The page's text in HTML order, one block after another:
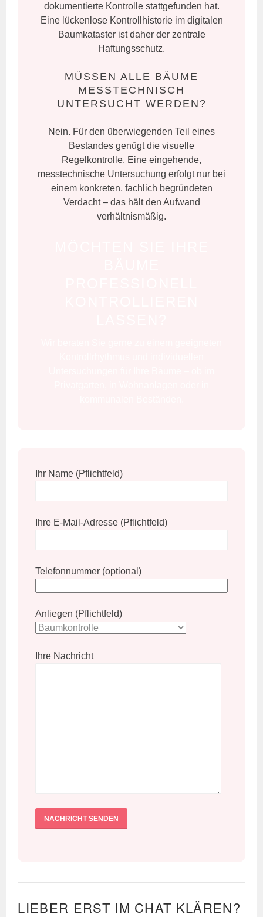
dokumentierte Kontrolle stattgefunden hat.
Eine lückenlose Kontrollhistorie im digitalen
Baumkataster ist daher der zentrale
Haftungsschutz.
MÜSSEN ALLE BÄUME
MESSTECHNISCH
UNTERSUCHT WERDEN?
Nein. Für den überwiegenden Teil eines
Bestandes genügt die visuelle
Regelkontrolle. Eine eingehende,
messtechnische Untersuchung erfolgt nur bei
einem konkreten, fachlich begründeten
Verdacht – das hält den Aufwand
verhältnismäßig.
Ihr Name (Pflichtfeld)
Ihre E-Mail-Adresse (Pflichtfeld)
Telefonnummer (optional)
Anliegen (Pflichtfeld)
Ihre Nachricht
LIEBER ERST IM CHAT KLÄREN?